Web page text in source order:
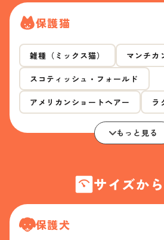
保護猫
雑種（ミックス猫） マンチカ
スコティッシュ・フォールド
アメリカンショートヘアー ラ
もっと見る
サイズか
保護犬